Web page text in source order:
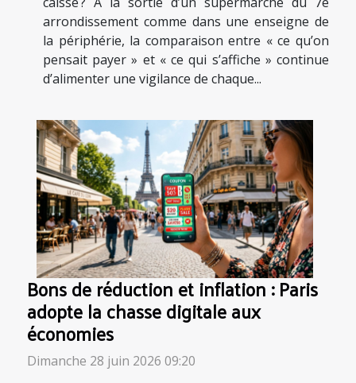
arrondissement comme dans une enseigne de
la périphérie, la comparaison entre « ce qu’on
pensait payer » et « ce qui s’affiche » continue
d’alimenter une vigilance de chaque...
Bons de réduction et inflation : Paris
adopte la chasse digitale aux
économies
Dimanche 28 juin 2026 09:20